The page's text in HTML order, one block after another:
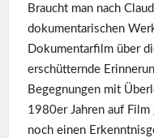
Braucht man nach
dokumentarischen
Dokumentarfilm über
erschütternde
Begegnungen mit
1980er Jahren auf Film
noch einen